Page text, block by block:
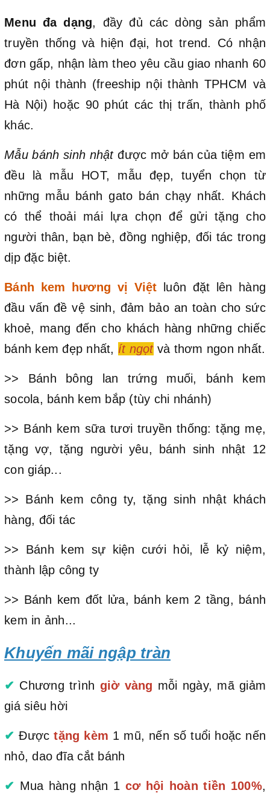
Menu đa dạng, đầy đủ các dòng sản phẩm
truyền thống và hiện đại, hot trend. Có nhận
đơn gấp, nhận làm theo yêu cầu giao nhanh 60
phút nội thành (freeship nội thành TPHCM và
Hà Nội) hoặc 90 phút các thị trấn, thành phố
khác.
Mẫu bánh sinh nhậtđược mở bán của tiệm em
đều là mẫu HOT, mẫu đẹp, tuyển chọn từ
những mẫu bánh gato bán chạy nhất. Khách
có thể thoải mái lựa chọn để gửi tặng cho
người thân, bạn bè, đồng nghiệp, đối tác trong
dịp đặc biệt.
Bánh kem hương vị Việt luôn đặt lên hàng
đầu vấn đề vệ sinh, đảm bảo an toàn cho sức
khoẻ, mang đến cho khách hàng những chiếc
bánh kem đẹp nhất, ít ngọt và thơm ngon nhất.
>> Bánh bông lan trứng muối, bánh kem
socola, bánh kem bắp (tùy chi nhánh)
>> Bánh kem sữa tươi truyền thống: tặng mẹ,
tặng vợ, tặng người yêu, bánh sinh nhật 12
con giáp...
>> Bánh kem công ty, tặng sinh nhật khách
hàng, đối tác
>> Bánh kem sự kiện cưới hỏi, lễ kỷ niệm,
thành lập công ty
>> Bánh kem đốt lửa, bánh kem 2 tầng, bánh
kem in ảnh...
Khuyến mãi ngập tràn
✔ Chương trình giờ vàng mỗi ngày, mã giảm
giá siêu hời
✔ Được tặng kèm 1 mũ, nến số tuổi hoặc nến
nhỏ, dao đĩa cắt bánh
✔ Mua hàng nhận 1 cơ hội hoàn tiền 100%,